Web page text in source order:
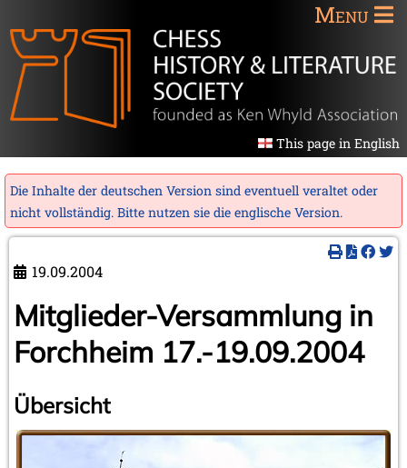
Menu
This page in English
Die Inhalte der deutschen Version sind eventuell veraltet oder
nicht vollständig. Bitte nutzen sie die englische Version.
19.09.2004
Mitglieder-Versammlung in
Forchheim 17.-19.09.2004
Übersicht